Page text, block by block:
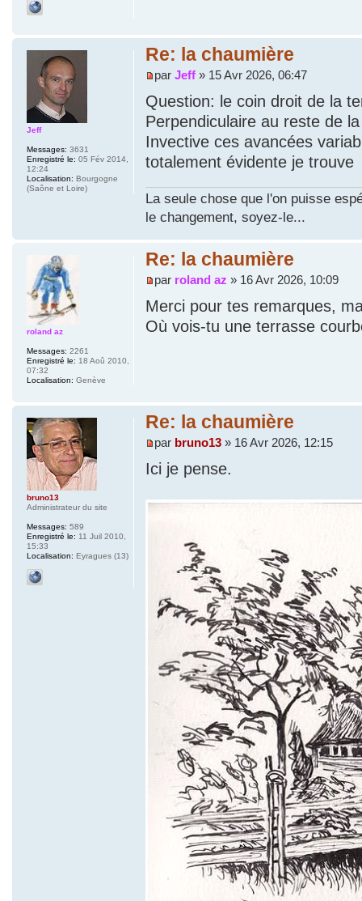
Re: la chaumière
parJeff » 15 Avr 2026, 06:47
Question: le coin droit de la
Perpendiculaire au reste de
Invective ces avancées
totalement évidente je trouve
La seule chose que l'on puisse
le changement, soyez-le...
Jeff
Messages: 3631
Enregistré le: 05 Fév 2014,
12:24
Localisation: Bourgogne
(Saône et Loire)
Re: la chaumière
par roland az » 16 Avr 2026, 10:09
Merci pour tes remarques,
Où vois-tu une terrasse
roland az
Messages: 2261
Enregistré le: 18 Aoû 2010,
07:32
Localisation: Genève
Re: la chaumière
par bruno13 » 16 Avr 2026, 12:15
Ici je pense.
bruno13
Administrateur du site
Messages: 589
Enregistré le: 11 Juil 2010,
15:33
Localisation: Eyragues (13)